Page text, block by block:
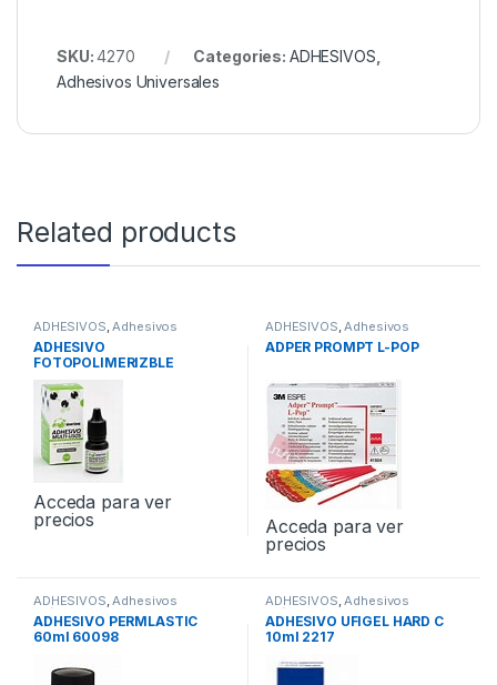
SKU:4270 Categories: ADHESIVOS
Adhesivos Universales
Related products
ADHESIVOS,Adhesivos
Universales
ADHESIVO
FOTOPOLIMERIZBLE
Acceda para ver
precios
ADHESIVOS,Adhesivos
Universales
ADPER PROMPT L-POP
Acceda para ver
precios
ADHESIVOS,Adhesivos
Prótesis
ADHESIVO PERMLASTIC
60ml 60098
ADHESIVOS,Adhesivos
Prótesis
ADHESIVO UFIGEL HARD C
10ml 2217